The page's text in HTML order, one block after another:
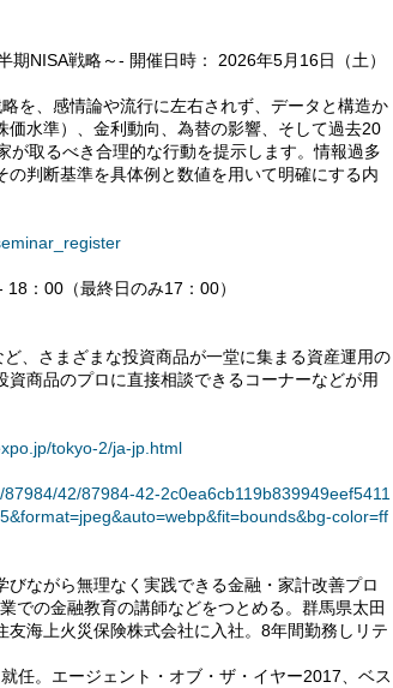
NISA戦略～- 開催日時： 2026年5月16日（土）
を、感情論や流行に左右されず、データと構造か
水準）、金利動向、為替の影響、そして過去20
取るべき合理的な行動を提示します。情報過多
判断基準を具体例と数値を用いて明確にする内
：00（最終日のみ17：00）
、さまざまな投資商品が一堂に集まる資産運用の
商品のプロに直接相談できるコーナーなどが用
tokyo-2/ja-jp.html
42/87984-42-2c0ea6cb119b839949eef5411
color=ff
ながら無理なく実践できる金融・家計改善プロ
での金融教育の講師などをつとめる。群馬県太田
海上火災保険株式会社に入社。8年間勤務しリテ
任。エージェント・オブ・ザ・イヤー2017、ベス